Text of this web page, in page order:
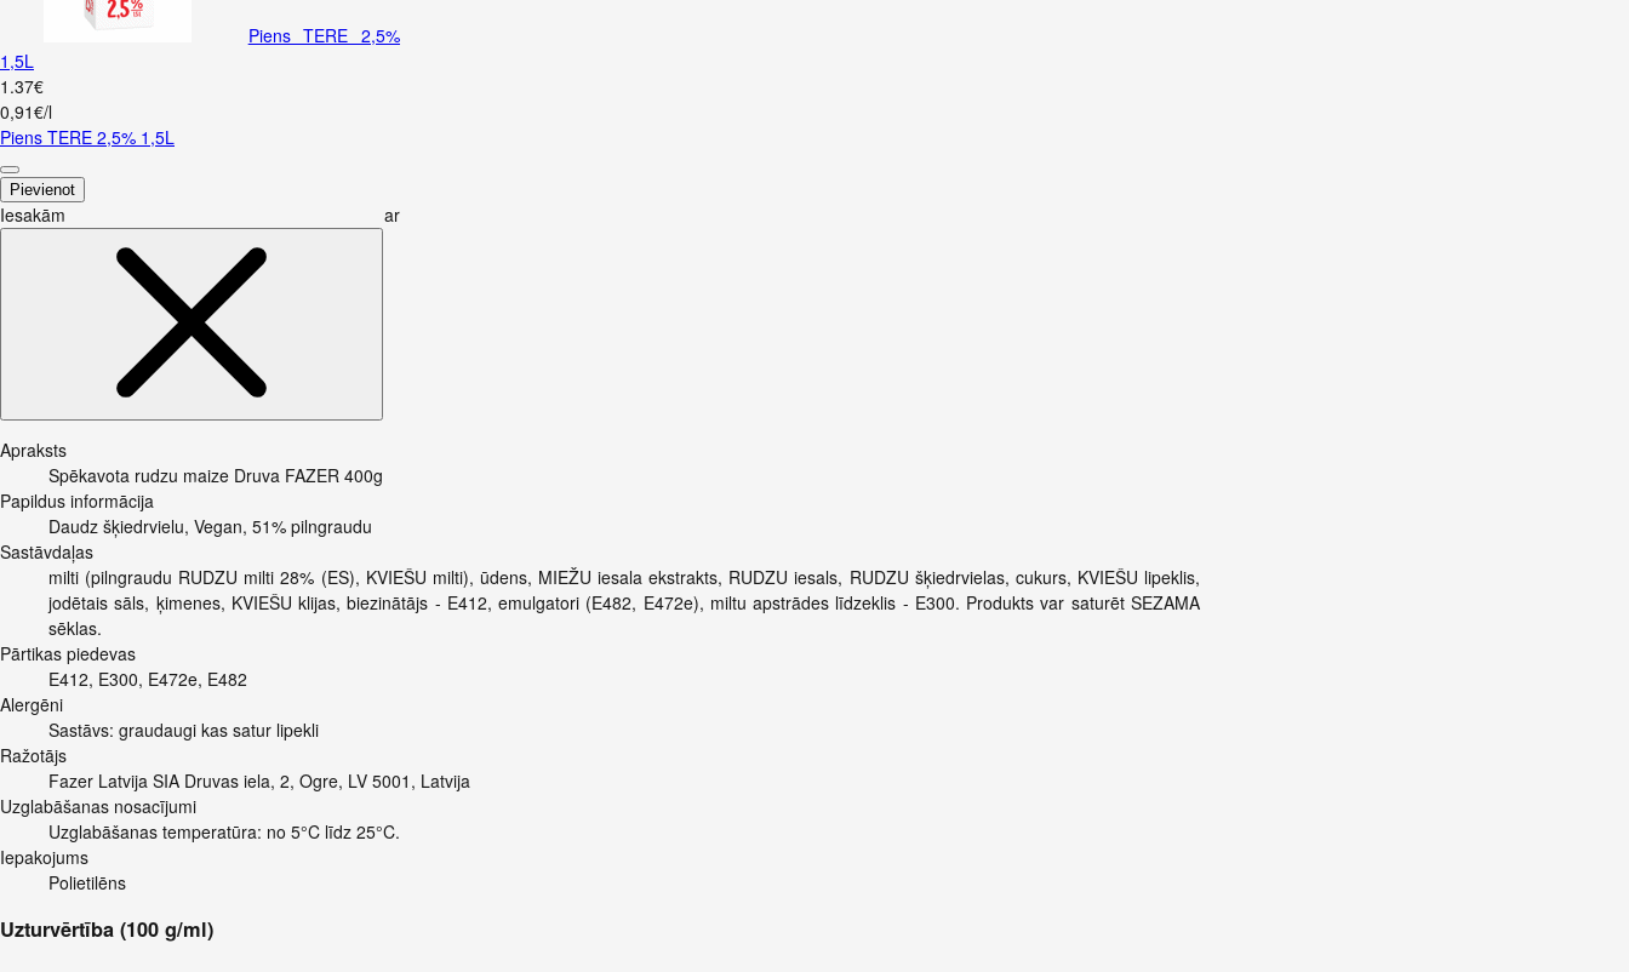
Piens TERE 2,5%
1,5L
1 .37€
0,91€/l
Piens TERE 2,5% 1,5L
Pievienot
Iesakām ar
Apraksts
Spēkavota rudzu maize Druva FAZER 400g
Papildus informācija
Daudz šķiedrvielu, Vegan, 51% pilngraudu
Sastāvdaļas
milti (pilngraudu RUDZU milti 28% (ES), KVIEŠU milti), ūdens, MIEŽU iesala ekstrakts, RUDZU iesals, RUDZU šķiedrvielas, cukurs, KVIEŠU lipeklis,
jodētais sāls, ķimenes, KVIEŠU klijas, biezinātājs - E412, emulgatori (E482, E472e), miltu apstrādes līdzeklis - E300. Produkts var saturēt SEZAMA
sēklas.
Pārtikas piedevas
E412, E300, E472e, E482
Alergēni
Sastāvs: graudaugi kas satur lipekli
Ražotājs
Fazer Latvija SIA Druvas iela, 2, Ogre, LV 5001, Latvija
Uzglabāšanas nosacījumi
Uzglabāšanas temperatūra: no 5°C līdz 25°C.
Iepakojums
Polietilēns
Uzturvērtība (100 g/ml)